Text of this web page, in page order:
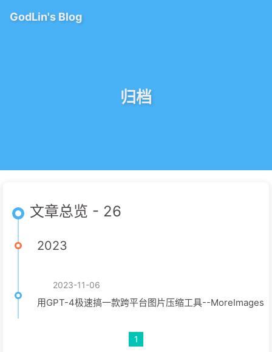
GodLin's Blog
归档
文章总览 - 26
2023
2023-11-06
用GPT-4极速搞一款跨平台图片压缩工具--MoreImages
1